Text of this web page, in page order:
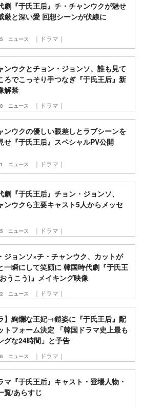
劇『于氏王后』チ・チャンウクが魅せ
厳と深い愛 回想シーンが伏線に
ニュース ｜ドラマ｜
ンウクとチョン・ジョンソ、誰も見て
ろでこっそり手つなぎ『于氏王后』新
解禁
ニュース ｜ドラマ｜
ンウクの優しい眼差しとラブシーンを
せ『于氏王后』スペシャルPV公開
ニュース ｜ドラマ｜
劇『于氏王后』チョン・ジョンソ、
ンウクら主要キャスト5人からメッセ
ニュース ｜ドラマ｜
ジョンソ×チ・チャンウク、カットが
一瞬にして笑顔に 韓国時代劇『于氏王
うこう)』メイキング映像
ニュース ｜ドラマ｜
】絢爛な王妃→鎧姿に『于氏王后』配
トフォーム決定 「韓国ドラマ史上最も
グな24時間」と予告
ニュース ｜ドラマ｜
マ『于氏王后』キャスト・登場人物・
覧/あらすじ